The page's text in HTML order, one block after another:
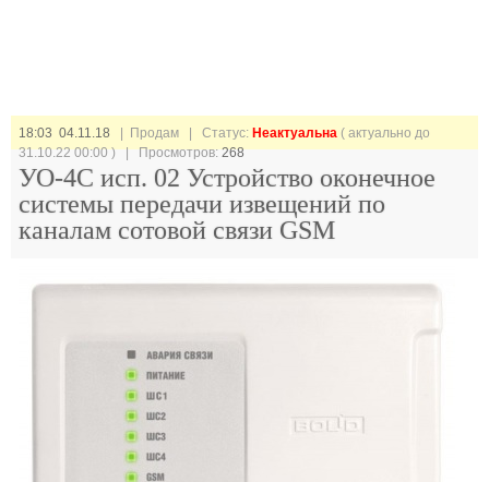
18:03 04.11.18 | Продам | Статус: Неактуальна ( актуально до
31.10.22 00:00 ) | Просмотров:268
УО-4С исп. 02 Устройство оконечное
системы передачи извещений по
каналам сотовой связи GSM